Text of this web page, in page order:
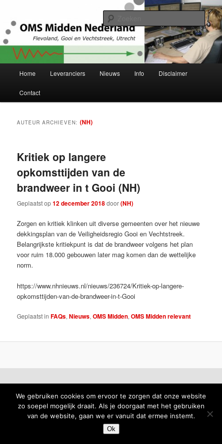
primaire
inhoud
secundaire
inhoudOMS Midden-Nederland
Project Herstructurering OMS Flevoland, Gooi en Vechtstreek en Utrecht
Home Leveranciers Nieuws Info Disclaimer
Contact
AUTEUR ARCHIEVEN:(NH)
Kritiek op langere
opkomsttijden van de
brandweer in t Gooi (NH)
Geplaatst op12 december 2018door(NH)
Zorgen en kritiek klinken uit diverse gemeenten over het nieuwe
dekkingsplan van de Veiligheidsregio Gooi en Vechtstreek.
Belangrijkste kritiekpunt is dat de brandweer volgens het plan
voor ruim 18.000 gebouwen later mag komen dan de wettelijke
norm.
https://www.nhnieuws.nl/nieuws/236724/Kritiek-op-langere-
opkomsttijden-van-de-brandweer-in-t-Gooi
Geplaatst in FAQs,Nieuws,OMS Midden,OMS Midden relevant
We gebruiken cookies om ervoor te zorgen dat onze website
zo soepel mogelijk draait. Als je doorgaat met het gebruiken
van de website, gaan we er vanuit dat ermee instemt.
Ok